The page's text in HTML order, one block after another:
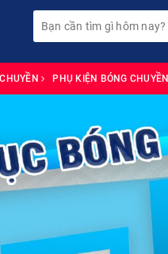
PHỤ KIỆN BÓNG CHUYỀN